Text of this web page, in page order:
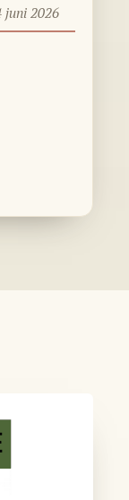
juni 2026